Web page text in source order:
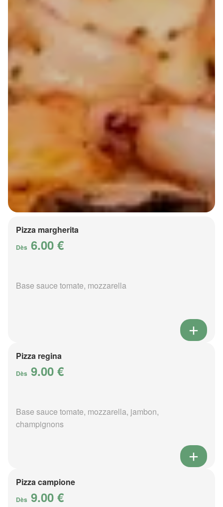
Pizza margherita
Dès 6.00 €
Base sauce tomate, mozzarella
Pizza regina
Dès 9.00 €
Base sauce tomate, mozzarella, jambon,
champignons
Pizza campione
Dès 9.00 €